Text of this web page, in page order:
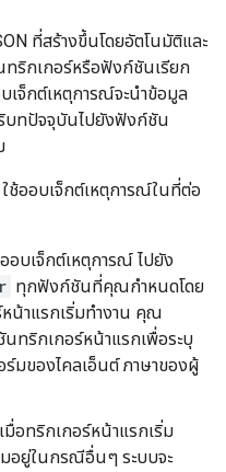
ที่สร้างขึ้นโดยอัตโนมัติและ
ทริกเกอร์หรือฟังก์ชันเรียก
เจ็กต์เหตุการณ์จะนำข้อมูล
บทปัจจุบันไปยังฟังก์ชัน
ช้ออบเจ็กต์เหตุการณ์ในที่ต่อ
อบเจ็กต์เหตุการณ์ ไปยัง
ทุกฟังก์ชันที่คุณกำหนดโดย
น้าแรกเริ่มทำงาน คุณ
ทริกเกอร์หน้าแรกเพื่อระบุ
มของไคลเอ็นต์ ภาษาของผู้
อทริกเกอร์หน้าแรกเริ่ม
อยู่ในกรณีอื่นๆ ระบบจะ